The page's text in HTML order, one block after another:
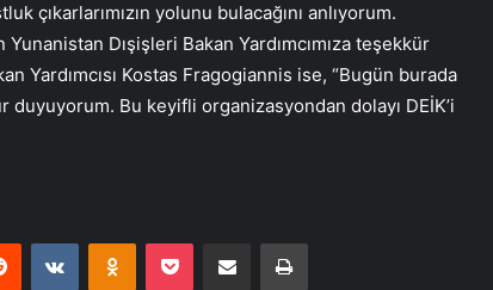
çıkarlarımızın yolunu bulacağını anlıyorum.
Dışişleri Bakan Yardımcımıza teşekkür
Yardımcısı Kostas Fragogiannis ise, “Bugün burada
Bu keyifli organizasyondan dolayı DEİK’i
Reddit VKontakteOdnoklassniki
Pocket E-Posta ile paylaş Yazdır